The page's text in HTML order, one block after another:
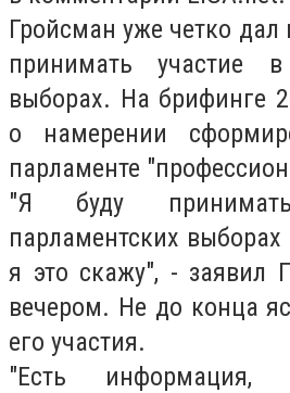
Гройсман уже четко дал
принимать участие в
выборах. На брифинге
о намерении
парламенте
"Я буду
парламентских выборах
я это скажу", - заявил
вечером. Не до конца
его участия.
"Есть информация,